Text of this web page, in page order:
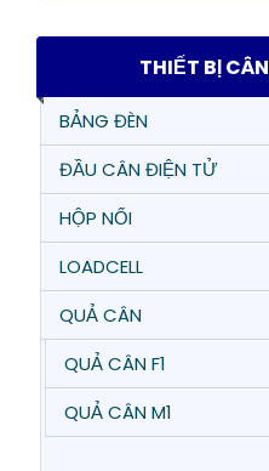
THIẾT BỊ CÂN
BẢNG ĐÈN
ĐẦU CÂN ĐIỆN TỬ
HỘP NỐI
LOADCELL
QUẢ CÂN
QUẢ CÂN F1
QUẢ CÂN M1